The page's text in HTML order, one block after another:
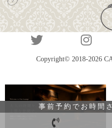
Copyright© 2018-2026
事前予約でお時間